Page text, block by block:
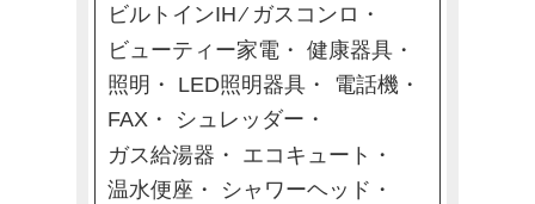
ビルトインIH ⁄ ガスコンロ
ビューティー家電
健康器具
照明
LED照明器具
電話機
FAX
シュレッダー
ガス給湯器
エコキュート
温水便座
シャワーヘッド